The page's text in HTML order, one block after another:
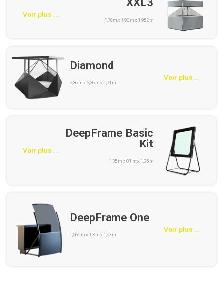
Voir plus ...
1,78 m x 1,98 m x 1,952 m
Diamond
2,36 m x 2,36 m x 1,71 m
Voir plus ...
Voir plus ...
DeepFrame Basic
Kit
1,35 m x 0,1 m x 1,35 m
DeepFrame One
1,566 m x 1,3 m x 1,93 m
Voir plus ...